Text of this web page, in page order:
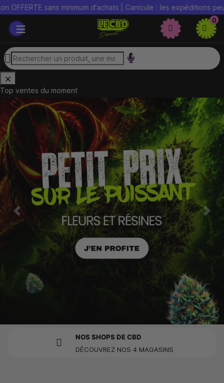
minimum d'achats | Canicule : les expéditions peuvent être
0
Top ventes du moment
NOS SHOPS DE CBD
DÉCOUVREZ NOS 4 MAGASINS